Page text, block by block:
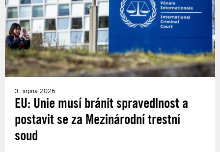
3. srpna 2026
EU: Unie musí bránit spravedlnost a
postavit se za Mezinárodní trestní
soud